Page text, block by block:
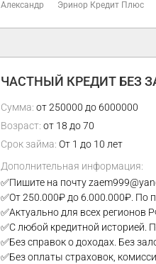
Александр Эринор Кредит Плюс
ЧАСТНЫЙ КРЕДИТ БЕЗ
Сумма: от 250000 до 6000000
Возраст: от 18 до 70
Срок займа: От 1 до 10 лет
Дополнительная информация:
✅Пишите на почту
✅От 250.000₽ до 6.000.000₽. По
✅Актуально для всех регионов
✅С любой кредитной историей.
✅Без справок о доходах. Без
✅Без оплаты страховок,